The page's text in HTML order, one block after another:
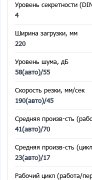
Уровень секретности
4
Ширина загрузки, мм
220
Уровень шума, дБ
58(авто)/55
Скорость резки, мм/сек
190(авто)/45
Средняя произв-сть
41(авто)/70
Средняя произв-сть
23(авто)/17
Рабочий цикл (работа/